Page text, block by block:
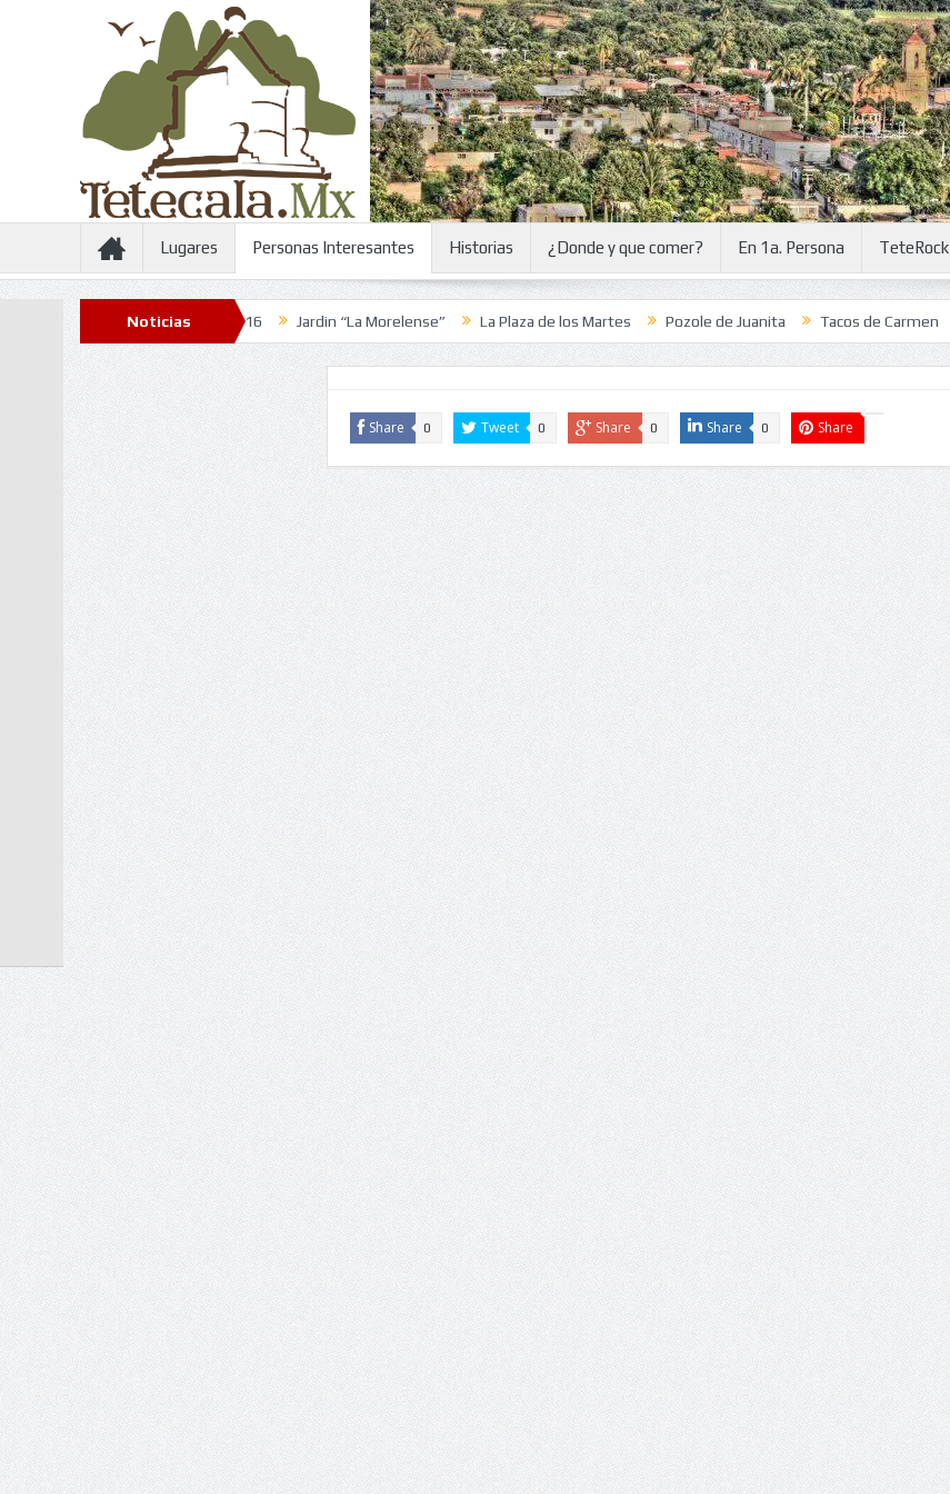
Lugares Personas Interesantes Historias ¿Donde y que comer? En 1a. Persona TeteRock
Noticias
Feria de la Candelaria 2016 Jardin “La Morelense” La Plaza de los Martes Pozole de Juanita Tacos de Carmen
Share 0 Tweet 0 Share 0 Share 0 Share